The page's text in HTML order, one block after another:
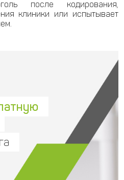
после кодирования,
клиники или испытывает